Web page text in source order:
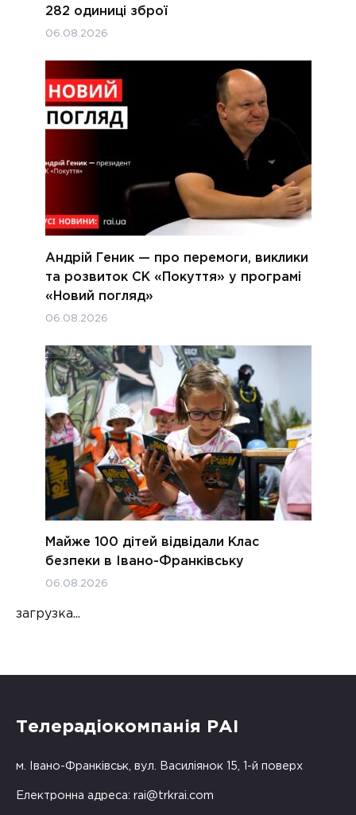
282 одиниці зброї
06.08.2026
Андрій Геник — про перемоги, виклики
та розвиток СК «Покуття» у програмі
«Новий погляд»
06.08.2026
Майже 100 дітей відвідали Клас
безпеки в Івано-Франківську
06.08.2026
загрузка...
Телерадіокомпанія РАІ
м. Івано-Франківськ, вул. Василіянок 15, 1-й поверх
Електронна адреса: rai@trkrai.com